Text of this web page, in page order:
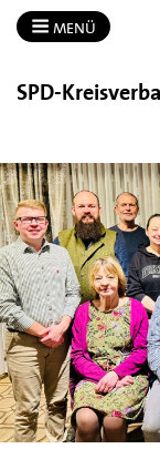
MENÜ
SPD-​